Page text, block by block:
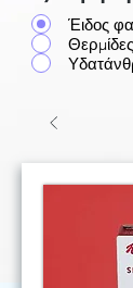
Έιδος
Θερμίδες